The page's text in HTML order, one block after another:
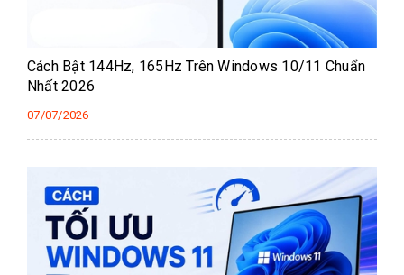
Cách Bật 144Hz, 165Hz Trên Windows 10/11 Chuẩn
Nhất 2026
07/07/2026